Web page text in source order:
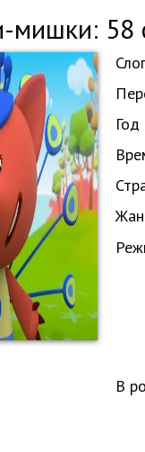
58
В